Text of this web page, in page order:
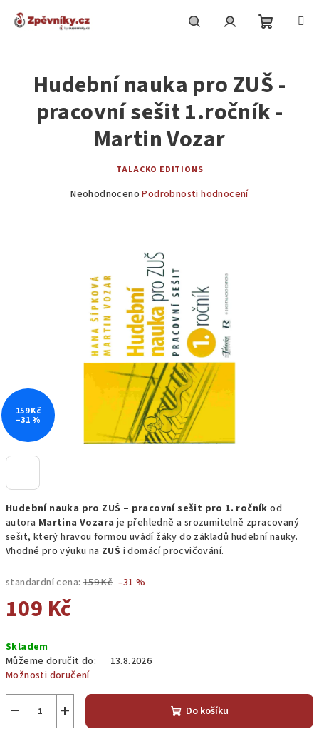
košík
Hudební nauka pro ZUŠ – pracovní sešit pro 1. ročník od
autora Martina Vozara je přehledně a srozumitelně zpracovaný
sešit, který hravou formou uvádí žáky do základů hudební nauky.
Vhodné pro výuku na ZUŠ i domácí procvičování.
standardní cena: 159 Kč –31 %
109 Kč
cena:
Skladem
Můžeme doručit do:
13.8.2026
Možnosti doručení
+
− Do košíku
Hudební nauka pro ZUŠ -
pracovní sešit 1.ročník -
Martin Vozar
TALACKO EDITIONS
Průměrné
hvězdiček.
Neohodnoceno Podrobnosti hodnocení
159 Kč
–31 %